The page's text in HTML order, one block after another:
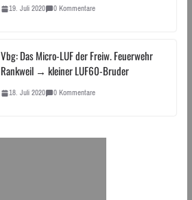
19. Juli 2020 0 Kommentare
Vbg: Das Micro-LUF der Freiw. Feuerwehr
Rankweil → kleiner LUF60-Bruder
18. Juli 2020 0 Kommentare